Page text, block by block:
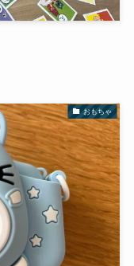
おもちゃ